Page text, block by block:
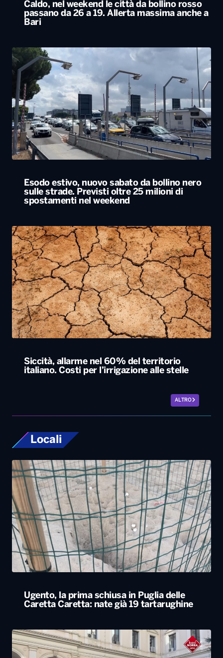
Caldo, nel weekend le città da bollino rosso
passano da 26 a 19. Allerta massima anche a
Bari
Esodo estivo, nuovo sabato da bollino nero
sulle strade. Previsti oltre 25 milioni di
spostamenti nel weekend
Siccità, allarme nel 60% del territorio
italiano. Costi per l’irrigazione alle stelle
ALTRO
Locali
Ugento, la prima schiusa in Puglia delle
Caretta Caretta: nate già 19 tartarughine